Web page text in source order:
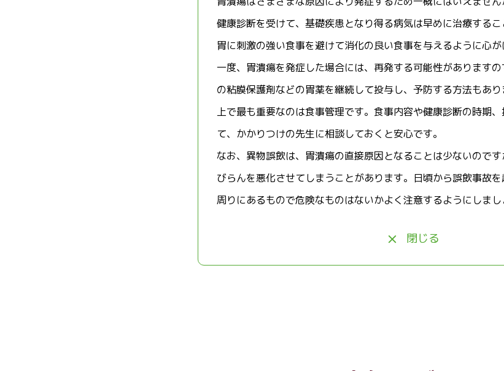
健康診断を受けて、基礎疾患となり得る病気は早めに治療するこ
胃に刺激の強い食事を避けて消化の良い食事を与えるように心が
一度、胃潰瘍を発症した場合には、再発する可能性があります
の粘膜保護剤などの胃薬を継続して投与し、予防する方法もあ
上で最も重要なのは食事管理です。食事内容や健康診断の時期
て、かかりつけの先生に相談しておくと安心です。
なお、異物誤飲は、胃潰瘍の直接原因となることは少ないので
びらんを悪化させてしまうことがあります。日頃から誤飲事故
周りにあるもので危険なものはないかよく注意するようにしまし
閉じる